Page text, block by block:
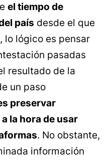
el tiempo de
país desde el que
lo lógico es pensar
pasadas
resultado de la
un paso
preservar
la hora de usar
. No obstante,
información